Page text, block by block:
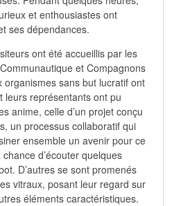
et enthousiastes ont
ses dépendances.
ont été accueillis par les
et Compagnons
organismes sans but lucratif ont
leurs représentants ont pu
anime, celle d’un projet conçu
un processus collaboratif qui
ensemble un avenir pour ce
d’écouter quelques
D’autres se sont promenés
vitraux, posant leur regard sur
éléments caractéristiques.